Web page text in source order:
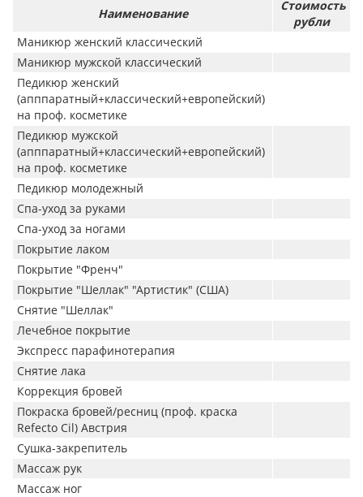
Наименование
Стоимость
рубли
Маникюр женский классический
Маникюр мужской классический
Педикюр женский
(апппаратный+классический+европейский)
на проф. косметике
Педикюр мужской
(апппаратный+классический+европейский)
на проф. косметике
Педикюр молодежный
Спа-уход за руками
Спа-уход за ногами
Покрытие лаком
Покрытие "Френч"
Покрытие "Шеллак" "Артистик" (США)
Снятие "Шеллак"
Лечебное покрытие
Экспресс парафинотерапия
Снятие лака
Коррекция бровей
Покраска бровей/ресниц (проф. краска
Refecto Cil) Австрия
Сушка-закрепитель
Массаж рук
Массаж ног